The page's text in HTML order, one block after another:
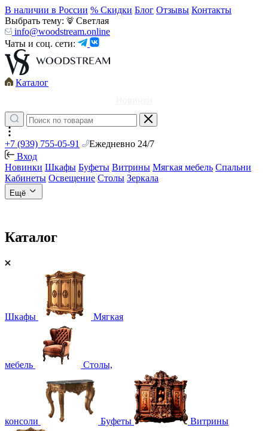
В наличии в России % Скидки Блог Отзывы Контакты
Выбрать тему:
Светлая
info@woodstream.online
Чаты и соц. сети:
Каталог
+7 (939) 755-05-91
Ежедневно 24/7
Вход
Новинки Шкафы Буфеты Витрины Мягкая мебель Спальни
Кабинеты Освещение Столы Зеркала
Ещё
Каталог
Шкафы Мягкая
мебель Столы,
консоли Буфеты Витрины